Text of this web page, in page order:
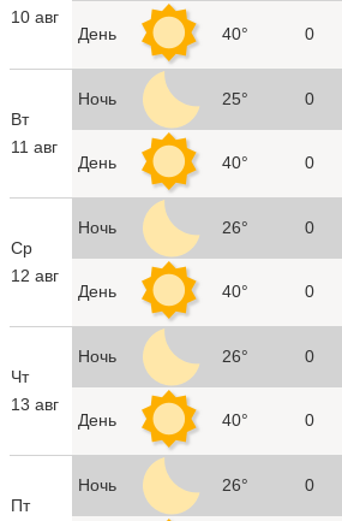
10 авг
День 40° 0
Вт
11 авг
Ночь 25° 0
День 40° 0
Ср
12 авг
Ночь 26° 0
День 40° 0
Чт
13 авг
Ночь 26° 0
День 40° 0
Пт
Ночь 26° 0